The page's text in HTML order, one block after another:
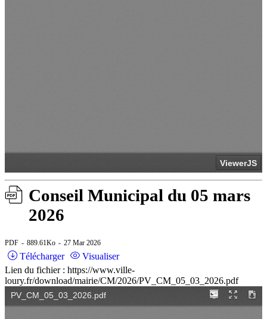
Conseil Municipal du 05 mars
2026
PDF 889.61Ko 27 Mar 2026
Télécharger
Visualiser
Lien du fichier : https://www.ville-
loury.fr/download/mairie/CM/2026/PV_CM_05_03_2026.pdf